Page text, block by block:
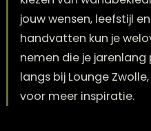
keuze tussen alle
delen we
kiezen van
jouw wensen,
handvatten kun je